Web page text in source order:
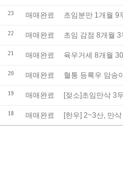
23 매매완료 초임분만 1개월 9
22 매매완료 초임 감점 8개월
21 매매완료 육우거세 8개월
20 매매완료 혈통 등록우 암송
19 매매완료
18 매매완료 [한우] 2~3산, 만